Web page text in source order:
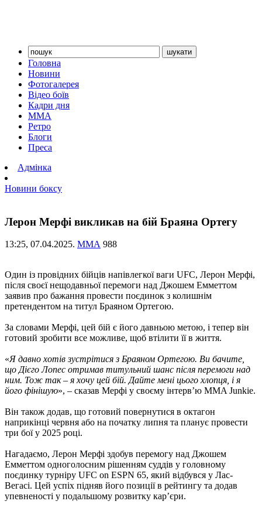
Головна
Новини
Фотогалерея
Відео боїв
Кадри дня
ММА
Ретро
Блоги
Преса
Адмінка
Новини боксу
Лерон Мерфі викликав на бій Браяна Ортегу
13:25, 07.04.2025. ММА 988
Один із провідних бійців напівлегкої ваги UFC, Лерон Мерфі,
після своєї нещодавньої перемоги над Джошем Емметтом
заявив про бажання провести поєдинок з колишнім
претендентом на титул Браяном Ортегою.
За словами Мерфі, цей бій є його давньою метою, і тепер він
готовий зробити все можливе, щоб втілити її в життя.
«Я давно хотів зустрітися з Браяном Ортегою. Ви бачите,
що Дієго Лопес отримав титульний шанс після перемоги над
ним. Тож так – я хочу цей бій. Дайте мені цього хлопця, і я
його фінішую», – сказав Мерфі у своєму інтерв’ю MMA Junkie.
Він також додав, що готовий повернутися в октагон
наприкінці червня або на початку липня та планує провести
три бої у 2025 році.
Нагадаємо, Лерон Мерфі здобув перемогу над Джошем
Емметтом одноголосним рішенням суддів у головному
поєдинку турніру UFC on ESPN 65, який відбувся у Лас-
Вегасі. Цей успіх підняв його позиції в рейтингу та додав
упевненості у подальшому розвитку кар’єри.